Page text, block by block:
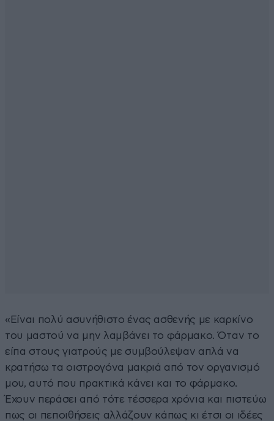
«Είναι πολύ ασυνήθιστο ένας ασθενής με καρκίνο
του μαστού να μην λαμβάνει το φάρμακο. Όταν το
είπα στους γιατρούς με συμβούλεψαν απλά να
κρατήσω τα οιστρογόνα μακριά από τον οργανισμό
μου, αυτό που πρακτικά κάνει και το φάρμακο.
Έχουν περάσει από τότε τέσσερα χρόνια και πιστεύω
πως οι πεποιθήσεις αλλάζουν κάπως κι έτσι οι ιδέες